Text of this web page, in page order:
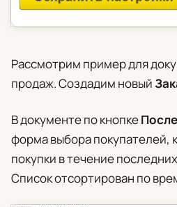
Рассмотрим пример для
продаж. Создадим новый
В документе по кнопке
форма выбора покупателей,
покупки в течение
Список отсортирован по